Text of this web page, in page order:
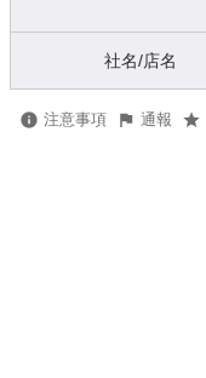
社名/店名
注意事項 通報